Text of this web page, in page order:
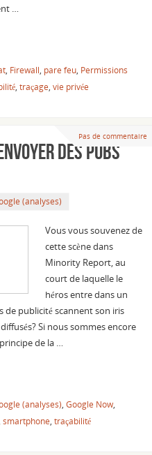
…
, Firewall, pare feu, Permissions
, traçage, vie privée
Pas de commentaire
des pubs
(analyses)
Vous vous souvenez de
cette scène dans
Minority Report, au
court de laquelle le
héros entre dans un
de publicité scannent son iris
Si nous sommes encore
de la …
(analyses), Google Now,
smartphone, traçabilité